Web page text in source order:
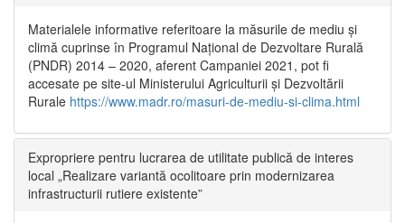
Materialele informative referitoare la măsurile de mediu și
climă cuprinse în Programul Național de Dezvoltare Rurală
(PNDR) 2014 – 2020, aferent Campaniei 2021, pot fi
accesate pe site-ul Ministerului Agriculturii și Dezvoltării
Rurale https://www.madr.ro/masuri-de-mediu-si-clima.html
Expropriere pentru lucrarea de utilitate publică de interes
local „Realizare variantă ocolitoare prin modernizarea
infrastructurii rutiere existente”